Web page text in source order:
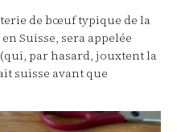
de bœuf typique de la
Suisse, sera appelée
par hasard, jouxtent la
suisse avant que